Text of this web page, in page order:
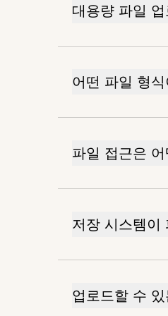
대용량 파일
어떤 파일 형
파일 접근은
저장 시스템이
업로드할 수